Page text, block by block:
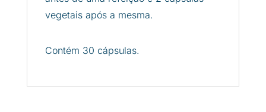
vegetais após a mesma.
Contém 30 cápsulas.